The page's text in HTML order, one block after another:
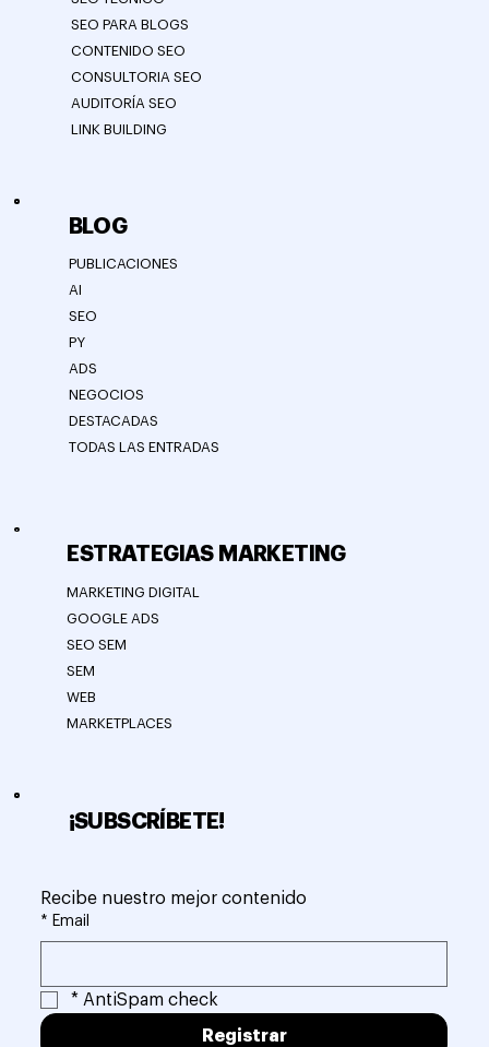
¡SUBSCRÍBETE!
Recibe nuestro mejor contenido
* Email
* AntiSpam check
Registrar
SEO PARA BLOGS
CONTENIDO SEO
CONSULTORIA SEO
AUDITORÍA SEO
LINK BUILDING
ESTRATEGIAS MARKETING
MARKETING DIGITAL
GOOGLE ADS
SEO SEM
SEM
WEB
MARKETPLACES
BLOG
PUBLICACIONES
AI
SEO
PY
ADS
NEGOCIOS
DESTACADAS
TODAS LAS ENTRADAS